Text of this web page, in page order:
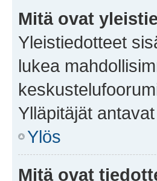
Mitä ovat
Yleistiedotteet
lukea
Ylläpitäjät
Ylös
Mitä ovat